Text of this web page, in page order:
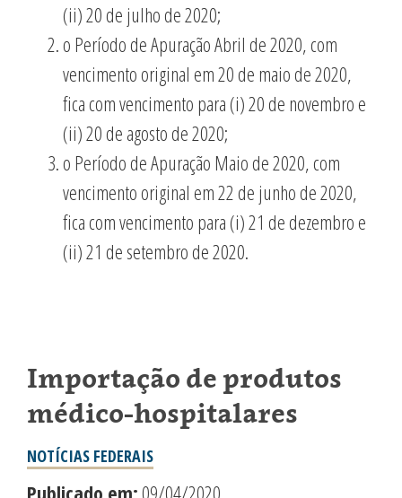
(ii) 20 de julho de 2020;
o Período de Apuração Abril de 2020, com
vencimento original em 20 de maio de 2020,
fica com vencimento para (i) 20 de novembro e
(ii) 20 de agosto de 2020;
o Período de Apuração Maio de 2020, com
vencimento original em 22 de junho de 2020,
fica com vencimento para (i) 21 de dezembro e
(ii) 21 de setembro de 2020.
Importação de produtos
médico-hospitalares
NOTÍCIAS FEDERAIS
Publicado em:09/04/2020